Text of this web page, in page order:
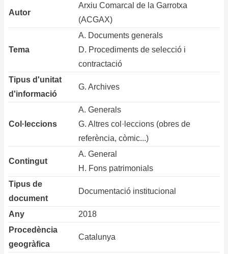
Autor
Arxiu Comarcal de la Garrotxa
(ACGAX)
Tema
A. Documents generals
D. Procediments de selecció i
contractació
Tipus d'unitat
d'informació
G. Archives
Col·leccions
A. Generals
G. Altres col·leccions (obres de
referència, còmic...)
Contingut
A. General
H. Fons patrimonials
Tipus de
document
Documentació institucional
Any
2018
Procedència
geogràfica
Catalunya